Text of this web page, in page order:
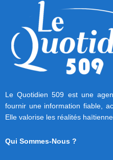
Le Quotidien 509 est une
fournir une information fiable,
Elle valorise les réalités
Qui Sommes-Nous ?